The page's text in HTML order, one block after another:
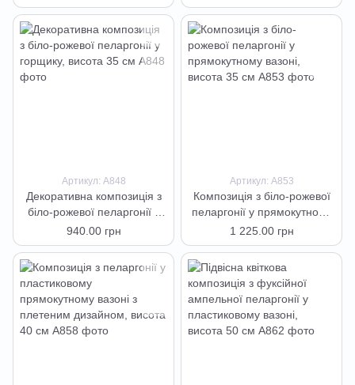
Артикул: А848
Декоративна композиція з
біло-рожевої пеларгонії у
горщику, висота 35 см
940.00 грн
Артикул: А853
Композиція з біло-рожевої
пеларгонії у прямокутному
вазоні, висота 35 см
1 225.00 грн